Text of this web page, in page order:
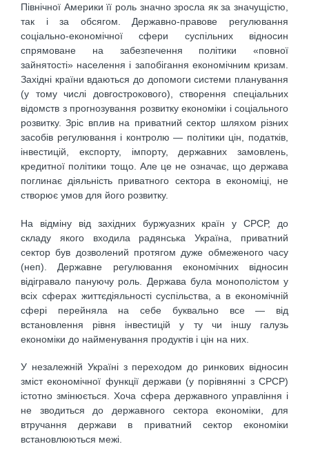
Північної Америки її роль значно зросла як за значущістю,
так і за обсягом. Державно-правове регулювання
соціально-економічної сфери суспільних відносин
спрямоване на забезпечення політики «повної
зайнятості» населення і запобігання економічним кризам.
Західні країни вдаються до допомоги системи планування
(у тому числі довгострокового), створення спеціальних
відомств з прогнозування розвитку економіки і соціального
розвитку. Зріс вплив на приватний сектор шляхом різних
засобів регулювання і контролю — політики цін, податків,
інвестицій, експорту, імпорту, державних замовлень,
кредитної політики тощо. Але це не означає, що держава
поглинає діяльність приватного сектора в економіці, не
створює умов для його розвитку.
На відміну від західних буржуазних країн у СРСР, до
складу якого входила радянська Україна, приватний
сектор був дозволений протягом дуже обмеженого часу
(неп). Державне регулювання економічних відносин
відігравало пануючу роль. Держава була монополістом у
всіх сферах життєдіяльності суспільства, а в економічній
сфері перейняла на себе буквально все — від
встановлення рівня інвестицій у ту чи іншу галузь
економіки до найменування продуктів і цін на них.
У незалежній Україні з переходом до ринкових відносин
зміст економічної функції держави (у порівнянні з СРСР)
істотно змінюється. Хоча сфера державного управління і
не зводиться до державного сектора економіки, для
втручання держави в приватний сектор економіки
встановлюються межі.